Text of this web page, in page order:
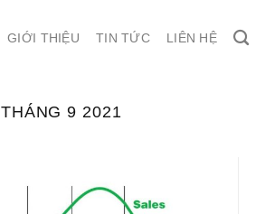
GIỚI THIỆU TIN TỨC LIÊN HỆ
THÁNG 9 2021